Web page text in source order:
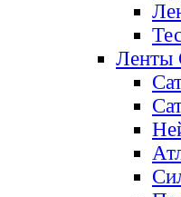
Ленты